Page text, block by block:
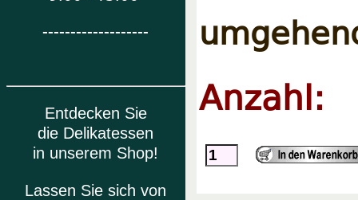
-------------------
Entdecken Sie
die Delikatessen
in unserem Shop!
Lassen Sie sich von
Anzahl: